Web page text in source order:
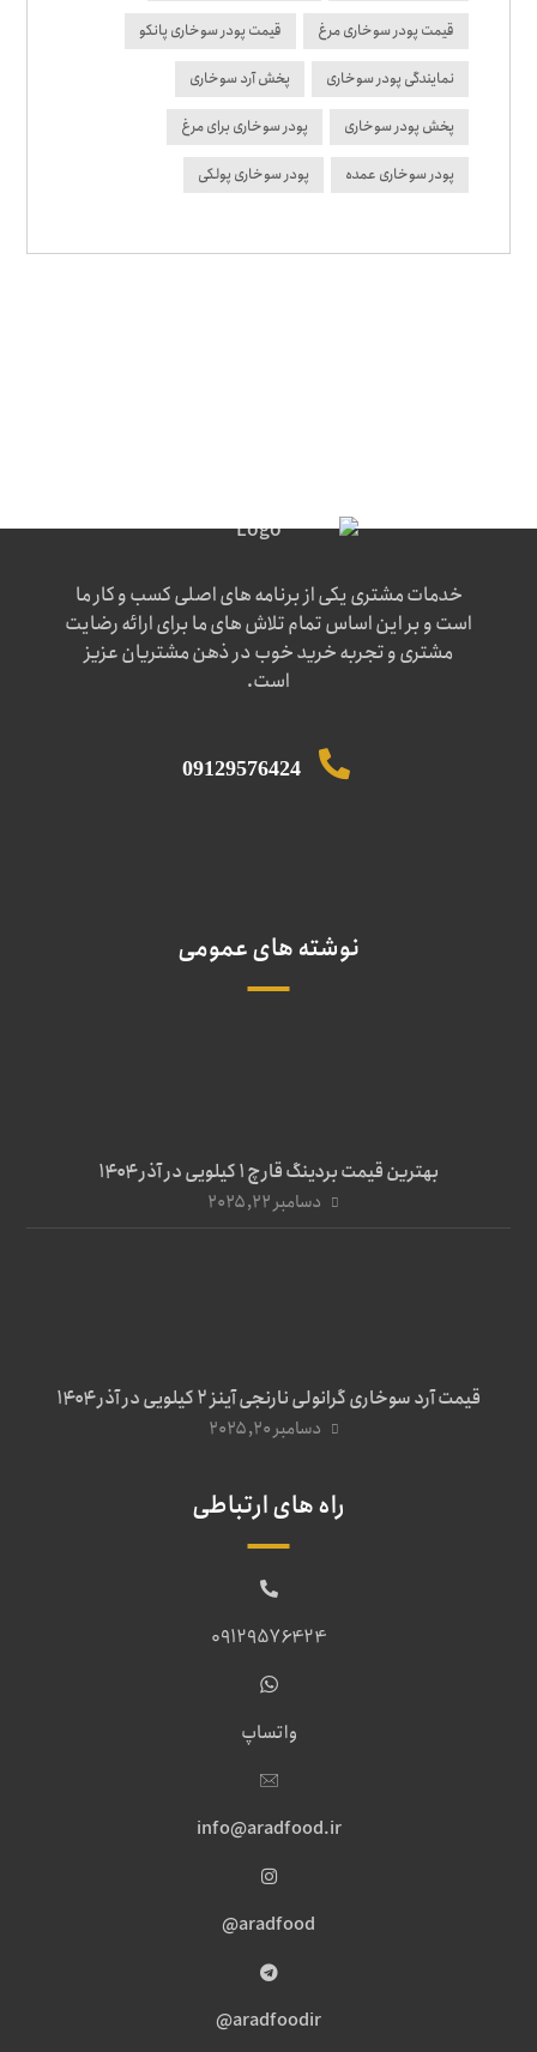
قیمت پودر سوخاری مرغ قیمت پودر سوخاری پانکو
نمایندگی پودر سوخاری پخش آرد سوخاری
پخش پودر سوخاری پودر سوخاری برای مرغ
پودر سوخاری عمده پودر سوخاری پولکی
خدمات مشتری یکی از برنامه های اصلی کسب و کار ما
است و بر این اساس تمام تلاش های ما برای ارائه رضایت
مشتری و تجربه خرید خوب در ذهن مشتریان عزیز
است.
09129576424
نوشته های عمومی
بهترین قیمت بردینگ قارچ 1 کیلویی در آذر ۱۴۰۴
دسامبر ۲۲, ۲۰۲۵
قیمت آرد سوخاری گرانولی نارنجی آینز ۲ کیلویی در آذر ۱۴۰۴
دسامبر ۲۰, ۲۰۲۵
راه های ارتباطی
09129576424
واتساپ
info@aradfood.ir
aradfood@
aradfoodir@